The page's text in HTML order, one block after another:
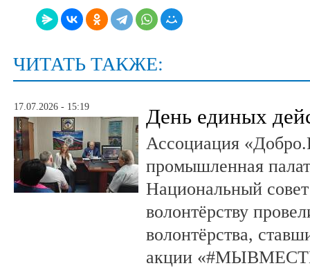
ЧИТАТЬ ТАКЖЕ:
17.07.2026 - 15:19 День единых
Ассоциация
промышленная
Национальный
волонтёрству
волонтёрства,
акции